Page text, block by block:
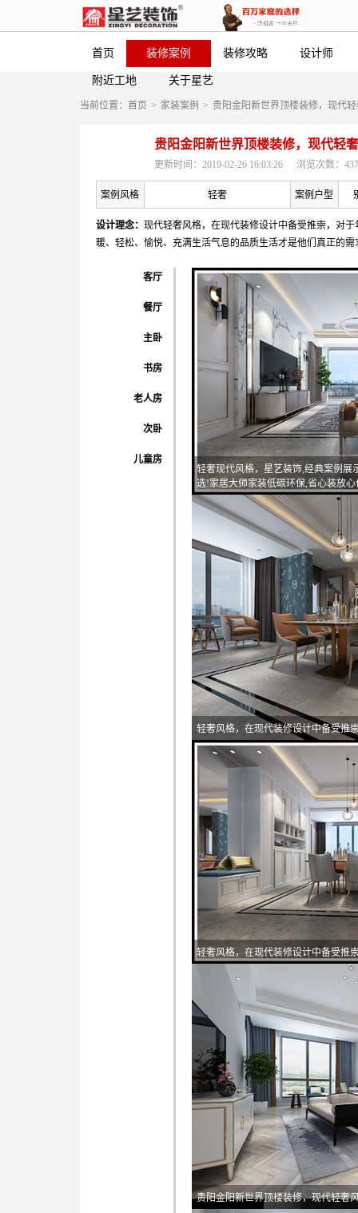
首页 装修案例 装修攻略 设计师
附近工地 关于星艺
当前位置： 首页 > 家装案例 > 贵阳金阳新世界顶楼装修，现代
贵阳金阳新世界顶楼装修，现代轻
更新时间：2019-02-26 16:03:26 浏览次数：
案例风格 轻奢 案例户型
设计理念： 现代轻奢风格，在现代装修设计中备受推崇，对
暖、轻松、愉悦、充满生活气息的品质生活才是他们真正的
客厅
餐厅
主卧
书房
老人房
次卧
儿童房
轻奢现代风格，星艺装饰,经典案例展
选!家居大师家装低碳环保,省心装放心
轻奢风格，在现代装修设计中备受
轻奢风格，在现代装修设计中备受
贵阳金阳新世界顶楼装修，现代轻奢